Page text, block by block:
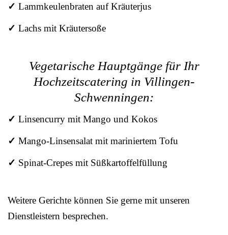
✓ Lammkeulenbraten auf Kräuterjus
✓ Lachs mit Kräutersoße
Vegetarische Hauptgänge für Ihr
Hochzeitscatering in Villingen-
Schwenningen:
✓ Linsencurry mit Mango und Kokos
✓ Mango-Linsensalat mit mariniertem Tofu
✓ Spinat-Crepes mit Süßkartoffelfüllung
Weitere Gerichte können Sie gerne mit unseren
Dienstleistern besprechen.